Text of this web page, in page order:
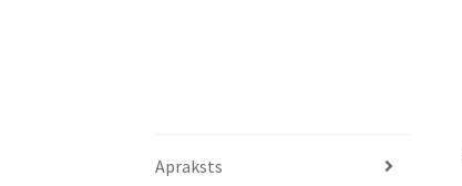
Apraksts